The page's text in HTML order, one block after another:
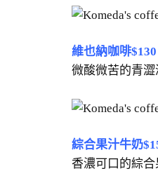
維也納咖啡$130
微酸微苦的青
綜合果汁牛奶
香濃可口的綜